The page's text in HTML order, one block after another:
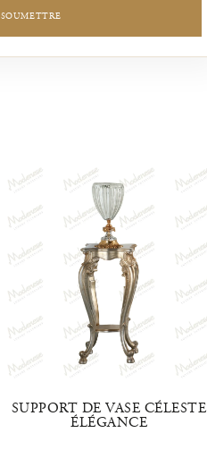
SOUMETTRE
SUPPORT DE VASE CÉLESTE
ÉLÉGANCE